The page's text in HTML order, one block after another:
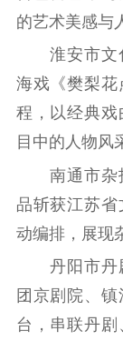
新时代公民素养
提升资源库
科研创新
服务管理平台
文化产业
统计分析
服务
的艺术美感与
淮安市文化
海戏《樊梨花
程，以经典戏
目中的人物风
南通市杂技
品斩获江苏
动编排，展现
丹阳市丹剧
团京剧院、
台，串联丹